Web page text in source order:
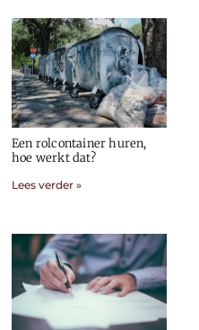
Een rolcontainer huren,
hoe werkt dat?
Lees verder »